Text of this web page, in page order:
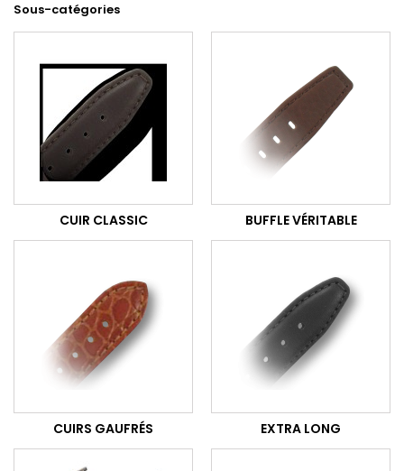
Sous-catégories
CUIR CLASSIC BUFFLE VÉRITABLE
CUIRS GAUFRÉS EXTRA LONG